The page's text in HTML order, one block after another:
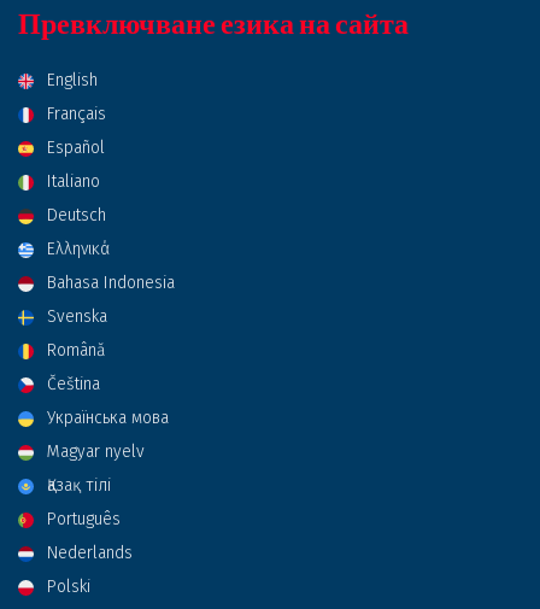
Превключване езика на сайта
English
Français
Español
Italiano
Deutsch
Ελληνικά
Bahasa Indonesia
Svenska
Română
Čeština
Українська мова
Magyar nyelv
Қазақ тілі
Português
Nederlands
Polski